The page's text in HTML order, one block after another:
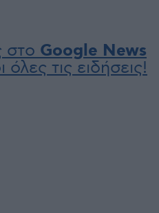
στο Google News
τις ειδήσεις!